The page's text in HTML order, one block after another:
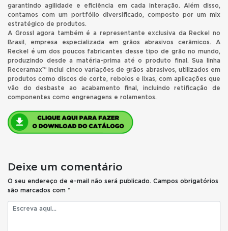
garantindo agilidade e eficiência em cada interação. Além disso,
contamos com um portfólio diversificado, composto por um mix
estratégico de produtos.
A Grossl agora também é a representante exclusiva da Reckel no
Brasil, empresa especializada em grãos abrasivos cerâmicos. A
Reckel é um dos poucos fabricantes desse tipo de grão no mundo,
produzindo desde a matéria-prima até o produto final. Sua linha
Receramax™ inclui cinco variações de grãos abrasivos, utilizados em
produtos como discos de corte, rebolos e lixas, com aplicações que
vão do desbaste ao acabamento final, incluindo retificação de
componentes como engrenagens e rolamentos.
Deixe um comentário
O seu endereço de e-mail não será publicado. Campos obrigatórios
são marcados com *